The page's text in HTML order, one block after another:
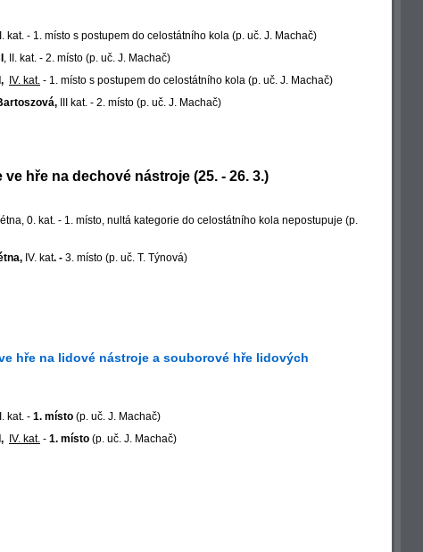
, I. kat. - 1. místo s postupem do celostátního kola (p. uč. J. Machač)
, II. kat. - 2. místo (p. uč. J. Machač)
IV. kat. - 1. místo s postupem do celostátního kola (p. uč. J. Machač)
III kat. - 2. místo (p. uč. J. Machač)
hře na dechové nástroje (25. - 26. 3.)
0. kat. - 1. místo, nultá kategorie do celostátního kola nepostupuje (p.
IV. kat. - 3. místo (p. uč. T. Týnová)
hře na lidové nástroje a souborové hře lidových
, I. kat. - 1. místo (p. uč. J. Machač)
IV. kat. - 1. místo (p. uč. J. Machač)